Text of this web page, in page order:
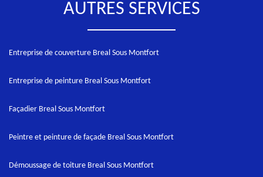
AUTRES SERVICES
Entreprise de couverture Breal Sous Montfort
Entreprise de peinture Breal Sous Montfort
Façadier Breal Sous Montfort
Peintre et peinture de façade Breal Sous Montfort
Démoussage de toiture Breal Sous Montfort